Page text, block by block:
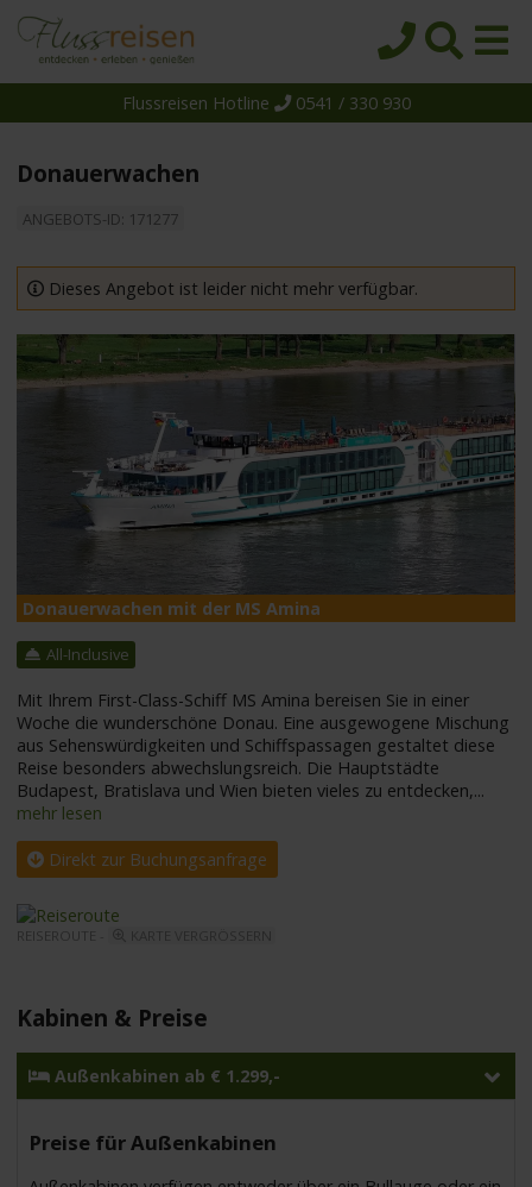
Reedereien
Schiffe
Über uns
Suche
Flussreisen Hotline 0541 / 330 930
Donauerwachen
ANGEBOTS-ID: 171277
Dieses Angebot ist leider nicht mehr verfügbar.
Donauerwachen mit der MS Amina
All-Inclusive
Mit Ihrem First-Class-Schiff MS Amina bereisen Sie in einer
Woche die wunderschöne Donau. Eine ausgewogene Mischung
aus Sehenswürdigkeiten und Schiffspassagen gestaltet diese
Reise besonders abwechslungsreich. Die Hauptstädte
Budapest, Bratislava und Wien bieten vieles zu entdecken,...
mehr lesen
Direkt zur Buchungsanfrage
REISEROUTE -
Kabinen & Preise
Außenkabinen ab € 1.299,-
Preise für Außenkabinen